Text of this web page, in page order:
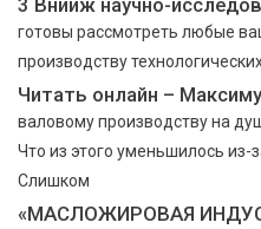
готовы рассмотреть любые
производству
Читать онлайн –
валовому производству на
Что из этого уменьшилось
Слишком
«МАСЛОЖИРОВАЯ